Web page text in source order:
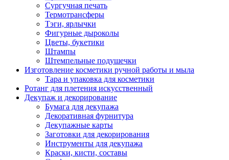
Сургучная печать
Термотрансферы
Тэги, ярлычки
Фигурные дыроколы
Цветы, букетики
Штампы
Штемпельные подушечки
Изготовление косметики ручной работы и мыла
Тара и упаковка для косметики
Ротанг для плетения искусственный
Декупаж и декорирование
Бумага для декупажа
Декоративная фурнитура
Декупажные карты
Заготовки для декорирования
Инструменты для декупажа
Краски, кисти, составы